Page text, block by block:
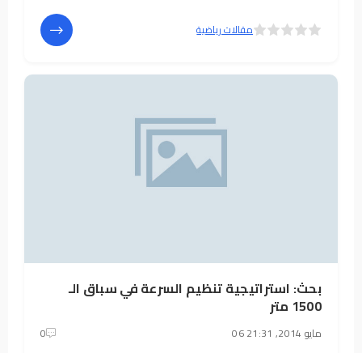
الإعلاميين محمدمقالات رياضية
بحث: استراتيجية تنظيم السرعة في سباق الـ
1500 متر
06 مايو 2014, 21:31 0